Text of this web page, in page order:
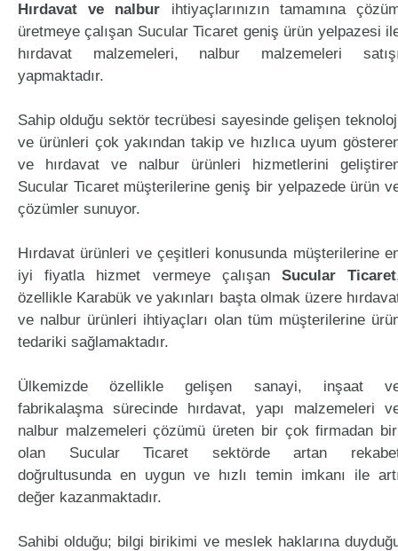
Hırdavat ve nalbur ihtiyaçlarınızın tamamına
üretmeye çalışan Sucular Ticaret geniş ürün yelpazesi
hırdavat malzemeleri, nalbur malzemeleri
yapmaktadır.
Sahip olduğu sektör tecrübesi sayesinde gelişen
ve ürünleri çok yakından takip ve hızlıca uyum
ve hırdavat ve nalbur ürünleri hizmetlerini
Sucular Ticaret müşterilerine geniş bir yelpazede ürün
çözümler sunuyor.
Hırdavat ürünleri ve çeşitleri konusunda müşterilerine
iyi fiyatla hizmet vermeye çalışan Sucular Ticaret
özellikle Karabük ve yakınları başta olmak üzere
ve nalbur ürünleri ihtiyaçları olan tüm müşterilerine
tedariki sağlamaktadır.
Ülkemizde özellikle gelişen sanayi, inşaat
fabrikalaşma sürecinde hırdavat, yapı malzemeleri
nalbur malzemeleri çözümü üreten bir çok firmadan
olan Sucular Ticaret sektörde artan
doğrultusunda en uygun ve hızlı temin imkanı ile
değer kazanmaktadır.
Sahibi olduğu; bilgi birikimi ve meslek haklarına